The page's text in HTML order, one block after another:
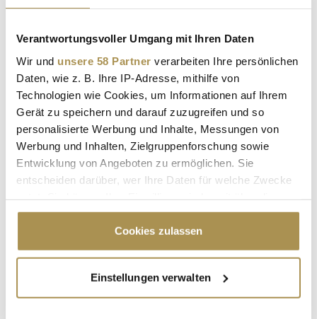
Verantwortungsvoller Umgang mit Ihren Daten
Wir und unsere 58 Partner verarbeiten Ihre persönlichen
Daten, wie z. B. Ihre IP-Adresse, mithilfe von
Technologien wie Cookies, um Informationen auf Ihrem
Gerät zu speichern und darauf zuzugreifen und so
personalisierte Werbung und Inhalte, Messungen von
Werbung und Inhalten, Zielgruppenforschung sowie
Entwicklung von Angeboten zu ermöglichen. Sie
entscheiden darüber, wer Ihre Daten für welche Zwecke
Cookie-Erklärung oder durch Klicken auf das Privacy
Trigger Symbol ändern oder widerrufen
Informationen über Ihre geografische Lage
erfassen, welche bis auf einige Meter genau sein
Cookies zulassen
Einstellungen verwalten